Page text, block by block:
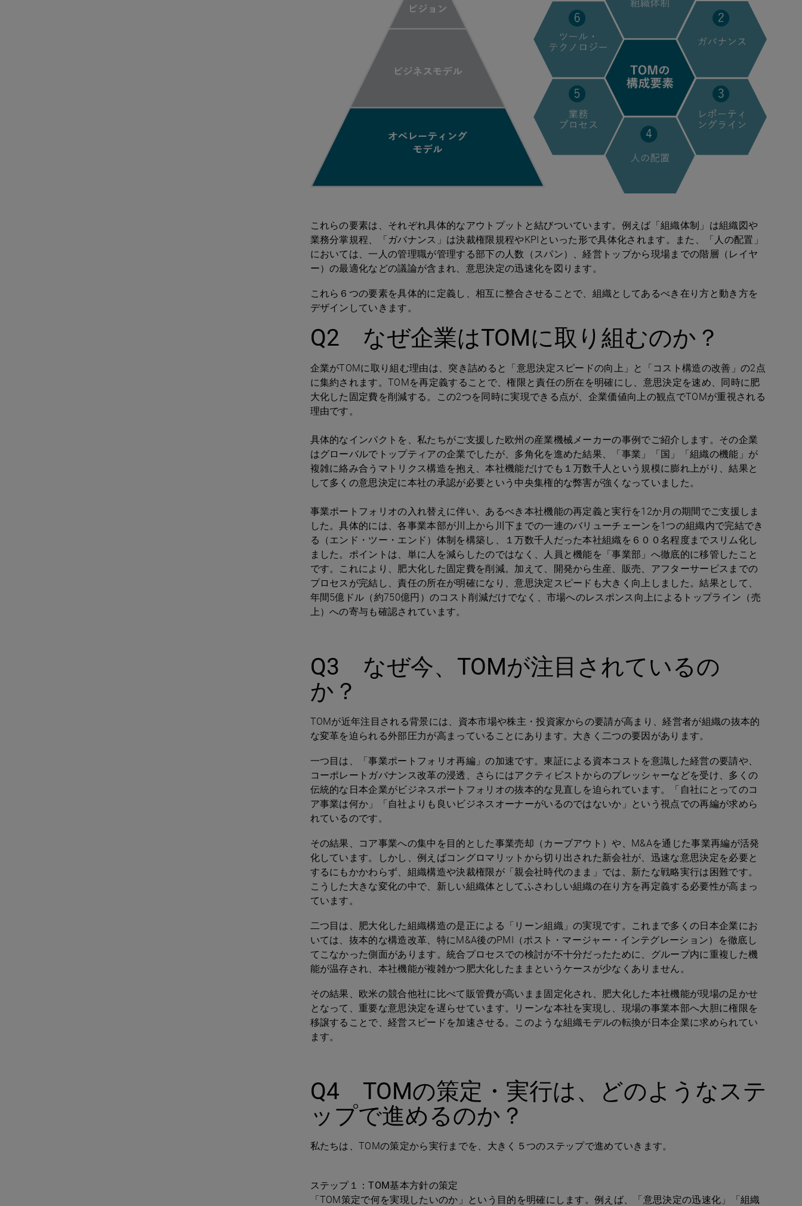
これらの要素は、それぞれ具体的なアウトプットと結びついています。例えば「組織体制」は組織図や
業務分掌規程、「ガバナンス」は決裁権限規程やKPI といった形で具体化されます。また、「人の配置」
においては、一人の管理職が管理する部下の人数（スパン）、経営トップから現場までの階層（レイヤ
ー）の最適化などの議論が含まれ、意思決定の迅速化を図ります。
これら６つの要素を具体的に定義し、相互に整合させることで、組織としてあるべき在り方と動き方を
デザインしていきます。
Q2 なぜ企業はTOMに取り組むのか？
企業がTOMに取り組む理由は、突き詰めると「意思決定スピードの向上」と「コスト構造の改善」の2点
に集約されます。TOMを再定義することで、権限と責任の所在を明確にし、意思決定を速め、同時に肥
大化した固定費を削減する。この2つを同時に実現できる点が、企業価値向上の観点でTOMが重視される
理由です。
具体的なインパクトを、私たちがご支援した欧州の産業機械メーカーの事例でご紹介します。その企業
はグローバルでトップティアの企業でしたが、多角化を進めた結果、「事業」「国」「組織の機能」が
複雑に絡み合うマトリクス構造を抱え、本社機能だけでも１万数千人という規模に膨れ上がり、結果と
して多くの意思決定に本社の承認が必要という中央集権的な弊害が強くなっていました。
事業ポートフォリオの入れ替えに伴い、あるべき本社機能の再定義と実行を12か月の期間でご支援しま
した。具体的には、各事業本部が川上から川下までの一連のバリューチェーンを1つの組織内で完結でき
る（エンド・ツー・エンド）体制を構築し、１万数千人だった本社組織を６００名程度までスリム化し
ました。ポイントは、単に人を減らしたのではなく、人員と機能を「事業部」へ徹底的に移管したこと
です。これにより、肥大化した固定費を削減。加えて、開発から生産、販売、アフターサービスまでの
プロセスが完結し、責任の所在が明確になり、意思決定スピードも大きく向上しました。結果として、
年間5億ドル（約750億円）のコスト削減だけでなく、市場へのレスポンス向上によるトップライン（売
上）への寄与も確認されています。
Q3 なぜ今、 TOMが注目されているの
か？
TOMが近年注目される背景には、資本市場や株主・投資家からの要請が高まり、経営者が組織の抜本的
な変革を迫られる外部圧力が高まっていることにあります。大きく二つの要因があります。
一つ目は、「事業ポートフォリオ再編」の加速です。東証による資本コストを意識した経営の要請や、
コーポレートガバナンス改革の浸透、さらにはアクティビストからのプレッシャーなどを受け、多くの
伝統的な日本企業がビジネスポートフォリオの抜本的な見直しを迫られています。「自社にとってのコ
ア事業は何か」「自社よりも良いビジネスオーナーがいるのではないか」という視点での再編が求めら
れているのです。
その結果、コア事業への集中を目的とした事業売却（カーブアウト）や、 M&Aを通じた事業再編が活発
化しています。しかし、例えばコングロマリットから切り出された新会社が、迅速な意思決定を必要と
するにもかかわらず、組織構造や決裁権限が「親会社時代のまま」では、新たな戦略実行は困難です。
こうした大きな変化の中で、新しい組織体としてふさわしい組織の在り方を再定義する必要性が高まっ
ています。
二つ目は、肥大化した組織構造の是正による「リーン組織」の実現です。これまで多くの日本企業にお
いては、抜本的な構造改革、特にM&A後のPMI （ポスト・マージャー・インテグレーション）を徹底し
てこなかった側面があります。統合プロセスでの検討が不十分だったために、グループ内に重複した機
能が温存され、本社機能が複雑かつ肥大化したままというケースが少なくありません。
その結果、欧米の競合他社に比べて販管費が高いまま固定化され、肥大化した本社機能が現場の足かせ
となって、重要な意思決定を遅らせています。リーンな本社を実現し、現場の事業本部へ大胆に権限を
移譲することで、経営スピードを加速させる。このような組織モデルの転換が日本企業に求められてい
ます。
Q4 TOMの策定・実行は、どのようなステ
ップで進めるのか？
私たちは、TOMの策定から実行までを、大きく５つのステップで進めていきます。
ステップ１：TOM基本方針の策定
「TOM策定で何を実現したいのか」という目的を明確にします。例えば、「意思決定の迅速化」「組織